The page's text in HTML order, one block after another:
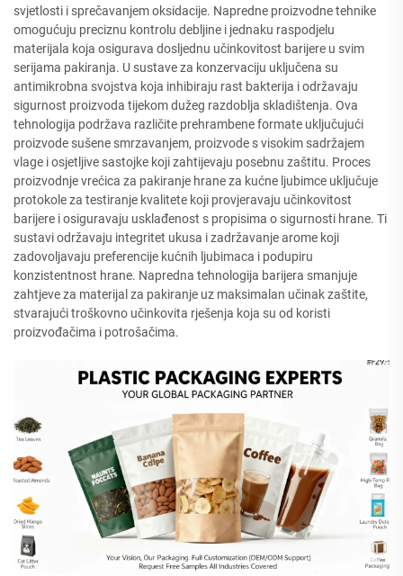
svjetlosti i sprečavanjem oksidacije. Napredne proizvodne tehnike
omogućuju preciznu kontrolu debljine i jednaku raspodjelu
materijala koja osigurava dosljednu učinkovitost barijere u svim
serijama pakiranja. U sustave za konzervaciju uključena su
antimikrobna svojstva koja inhibiraju rast bakterija i održavaju
sigurnost proizvoda tijekom dužeg razdoblja skladištenja. Ova
tehnologija podržava različite prehrambene formate uključujući
proizvode sušene smrzavanjem, proizvode s visokim sadržajem
vlage i osjetljive sastojke koji zahtijevaju posebnu zaštitu. Proces
proizvodnje vrećica za pakiranje hrane za kućne ljubimce uključuje
protokole za testiranje kvalitete koji provjeravaju učinkovitost
barijere i osiguravaju usklađenost s propisima o sigurnosti hrane. Ti
sustavi održavaju integritet ukusa i zadržavanje arome koji
zadovoljavaju preferencije kućnih ljubimaca i podupiru
konzistentnost hrane. Napredna tehnologija barijera smanjuje
zahtjeve za materijal za pakiranje uz maksimalan učinak zaštite,
stvarajući troškovno učinkovita rješenja koja su od koristi
proizvođačima i potrošačima.